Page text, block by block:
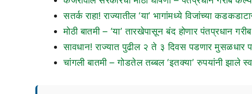
सतर्क राहा! राज्यातील ‘या’ भागांमध्ये विजांच्या
मोठी बातमी – ‘या’ तारखेपासून बंद होणार पंतप्रधान
सावधान! राज्यात पुढील २ ते ३ दिवस पडणार मुसळधार
चांगली बातमी – गोडतेल तब्बल ‘इतक्या’ रुपयांनी झाले